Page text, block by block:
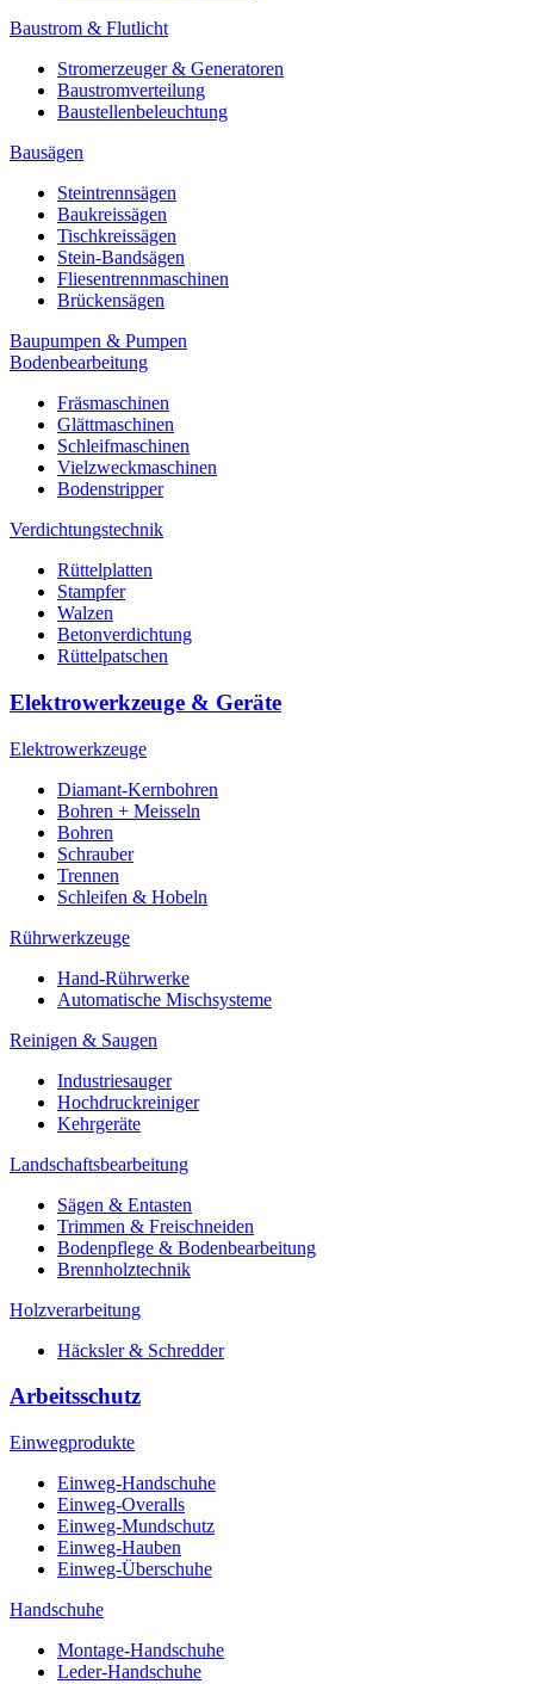
Baustrom & Flutlicht
Stromerzeuger & Generatoren
Baustromverteilung
Baustellenbeleuchtung
Bausägen
Steintrennsägen
Baukreissägen
Tischkreissägen
Stein-Bandsägen
Fliesentrennmaschinen
Brückensägen
Baupumpen & Pumpen
Bodenbearbeitung
Fräsmaschinen
Glättmaschinen
Schleifmaschinen
Vielzweckmaschinen
Bodenstripper
Verdichtungstechnik
Rüttelplatten
Stampfer
Walzen
Betonverdichtung
Rüttelpatschen
Elektrowerkzeuge & Geräte
Elektrowerkzeuge
Diamant-Kernbohren
Bohren + Meisseln
Bohren
Schrauber
Trennen
Schleifen & Hobeln
Rührwerkzeuge
Hand-Rührwerke
Automatische Mischsysteme
Reinigen & Saugen
Industriesauger
Hochdruckreiniger
Kehrgeräte
Landschaftsbearbeitung
Sägen & Entasten
Trimmen & Freischneiden
Bodenpflege & Bodenbearbeitung
Brennholztechnik
Holzverarbeitung
Häcksler & Schredder
Arbeitsschutz
Einwegprodukte
Einweg-Handschuhe
Einweg-Overalls
Einweg-Mundschutz
Einweg-Hauben
Einweg-Überschuhe
Handschuhe
Montage-Handschuhe
Leder-Handschuhe